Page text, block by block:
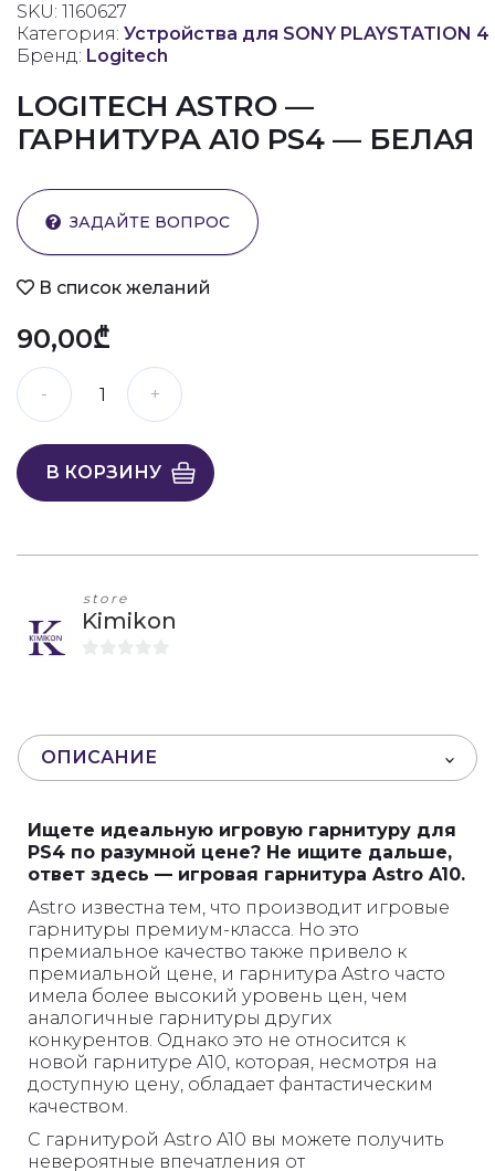
SKU: 1160627
Категория: Устройства для SONY PLAYSTATION 4
Бренд: Logitech
LOGITECH ASTRO —
ГАРНИТУРА A10 PS4 — БЕЛАЯ
ЗАДАЙТЕ ВОПРОС
В список желаний
90,00₾
В КОРЗИНУ
store
Kimikon
ОПИСАНИЕ
Ищете идеальную игровую гарнитуру для
PS4 по разумной цене? Не ищите дальше,
ответ здесь — игровая гарнитура Astro A10.
Astro известна тем, что производит игровые
гарнитуры премиум-класса. Но это
премиальное качество также привело к
премиальной цене, и гарнитура Astro часто
имела более высокий уровень цен, чем
аналогичные гарнитуры других
конкурентов. Однако это не относится к
новой гарнитуре A10, которая, несмотря на
доступную цену, обладает фантастическим
качеством.
С гарнитурой Astro A10 вы можете получить
невероятные впечатления от